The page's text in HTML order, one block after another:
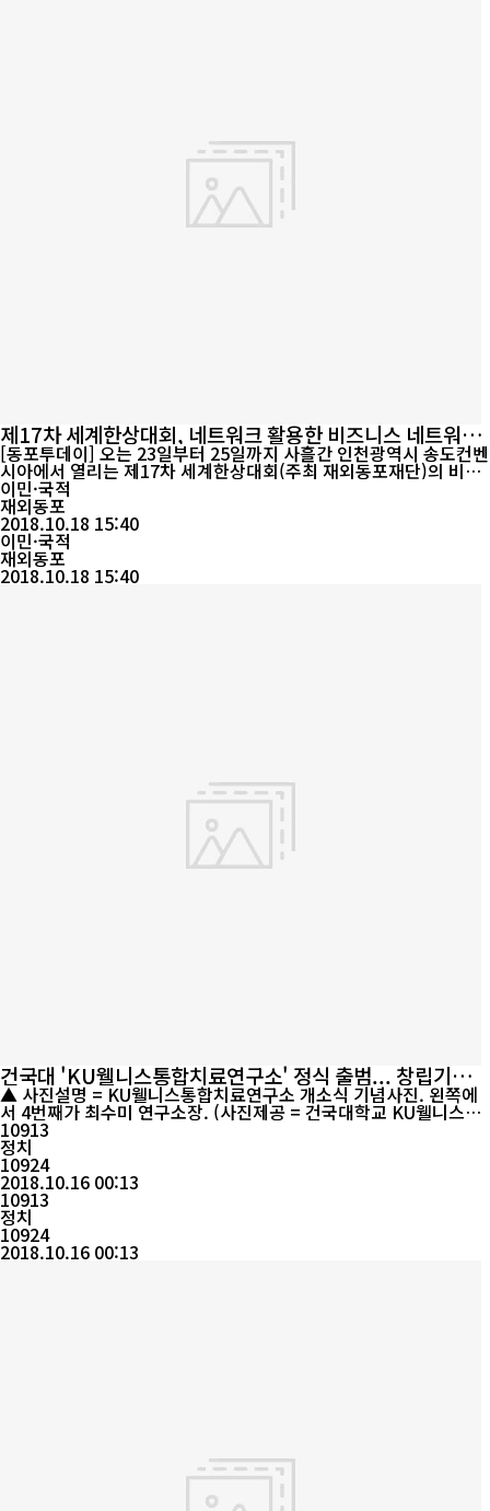
제17차 세계한상대회, 네트워크 활용한 비즈니스 네트워킹
기회 다변화에 초점
[동포투데이] 오는 23일부터 25일까지 사흘간 인천광역시 송도컨벤
시아에서 열리는 제17차 세계한상대회(주최 재외동포재단)의 비즈
니스 프로그램이 지역 특성과 글로벌 경제 트렌드에 맞춰 보다 전문
적이고 특화돼 진행된다. 재외동포재단(이사장 한우성)은 축적된 한
상 네트워크를 활용해 비즈니스 성과를 극대화한다는 계획이다. 특
화된 프로그램으로 실질적인 비즈니스 기회를 창출하고 한상과 한
상, 한상과 국내 기...
이민·국적
재외동포
2018.10.18 15:40
이민·국적
재외동포
2018.10.18 15:40
건국대 'KU웰니스통합치료연구소' 정식 출범... 창립기념
학술세미나 성료
▲ 사진설명 = KU웰니스통합치료연구소 개소식 기념사진. 왼쪽에
서 4번째가 최수미 연구소장. (사진제공 = 건국대학교 KU웰니스통
합치료연구소) [동포투데이 화영 기자] 건국대학교(총장 민상기)는
100세 시대를 맞아 21세기 웰니스 생활방식과 산업트렌드, 정책지
향을 주도적으로 연구할 'KU웰니스통합치료연구소'(소장 최수미 교
수)를 설립, 12일 건국대 산학협동관에서 개소식과 창립기념 학술세
미나를 성대하게 갖고 ...
10913
정치
10924
2018.10.16 00:13
10913
정치
10924
2018.10.16 00:13